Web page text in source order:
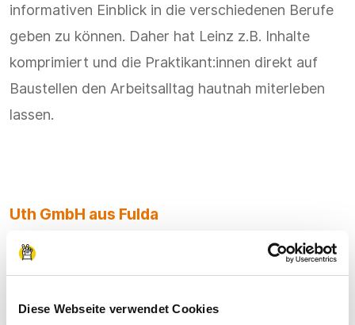
Diese Webseite verwendet Cookies
informativen Einblick in die verschiedenen Berufe
geben zu können. Daher hat Leinz z.B. Inhalte
komprimiert und die Praktikant:innen direkt auf
Baustellen den Arbeitsalltag hautnah miterleben
lassen.
Uth GmbH aus Fulda
Einen Auszubildenden über
die Praktikumswoche
gefunden